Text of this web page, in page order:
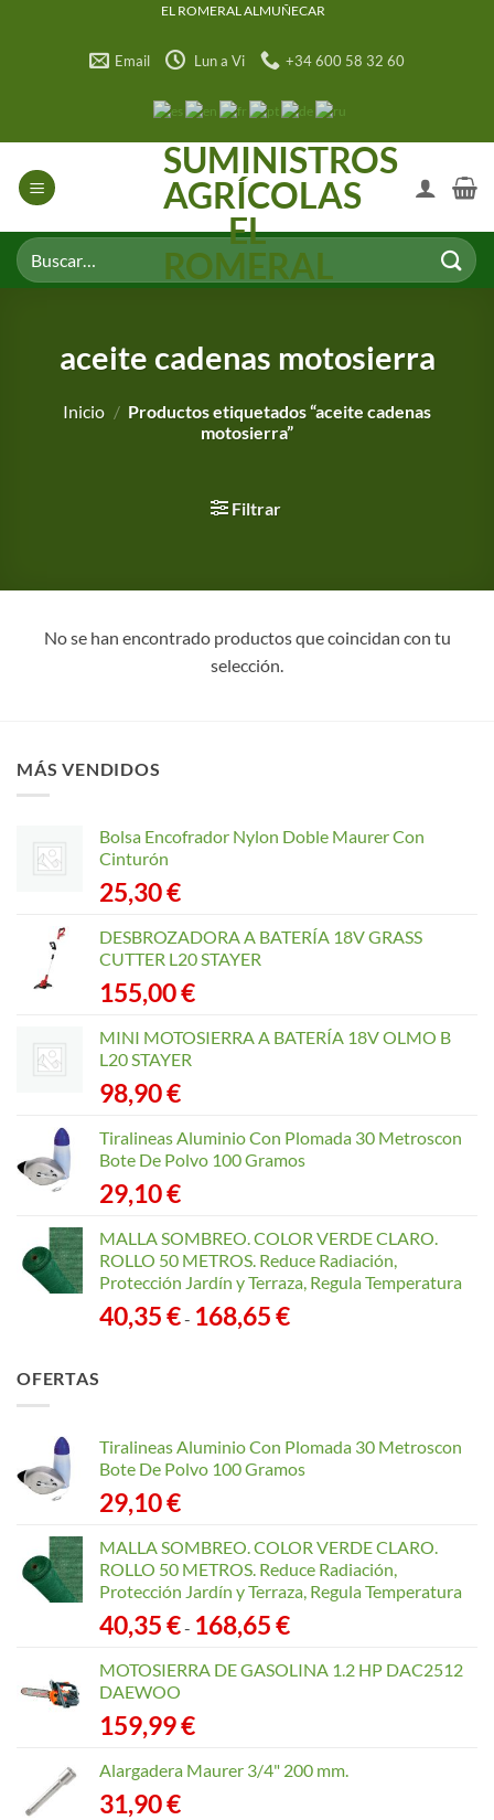
EL ROMERAL ALMUÑECAR
Email Lun a Vi +34 600 58 32 60
SUMINISTROS
AGRÍCOLAS
EL
ROMERAL
Buscar
por:
aceite cadenas motosierra
Inicio / Productos etiquetados “aceite cadenas
motosierra”
Filtrar
No se han encontrado productos que coincidan con tu
selección.
MÁS VENDIDOS
Bolsa Encofrador Nylon Doble Maurer Con
Cinturón
25,30€
DESBROZADORA A BATERÍA 18V GRASS
CUTTER L20 STAYER
155,00€
MINI MOTOSIERRA A BATERÍA 18V OLMO B
L20 STAYER
98,90€
Tiralineas Aluminio Con Plomada 30 Metroscon
Bote De Polvo 100 Gramos
29,10€
MALLA SOMBREO. COLOR VERDE CLARO.
ROLLO 50 METROS. Reduce Radiación,
Protección Jardín y Terraza, Regula Temperatura
40,35€- 168,65€Rango
168,65 €
OFERTAS
Tiralineas Aluminio Con Plomada 30 Metroscon
Bote De Polvo 100 Gramos
29,10€
MALLA SOMBREO. COLOR VERDE CLARO.
ROLLO 50 METROS. Reduce Radiación,
Protección Jardín y Terraza, Regula Temperatura
40,35€- 168,65€Rango
precios:
MOTOSIERRA DE GASOLINA 1.2 HP DAC2512
DAEWOO
159,99€
Alargadera Maurer 3/4" 200 mm.
31,90€